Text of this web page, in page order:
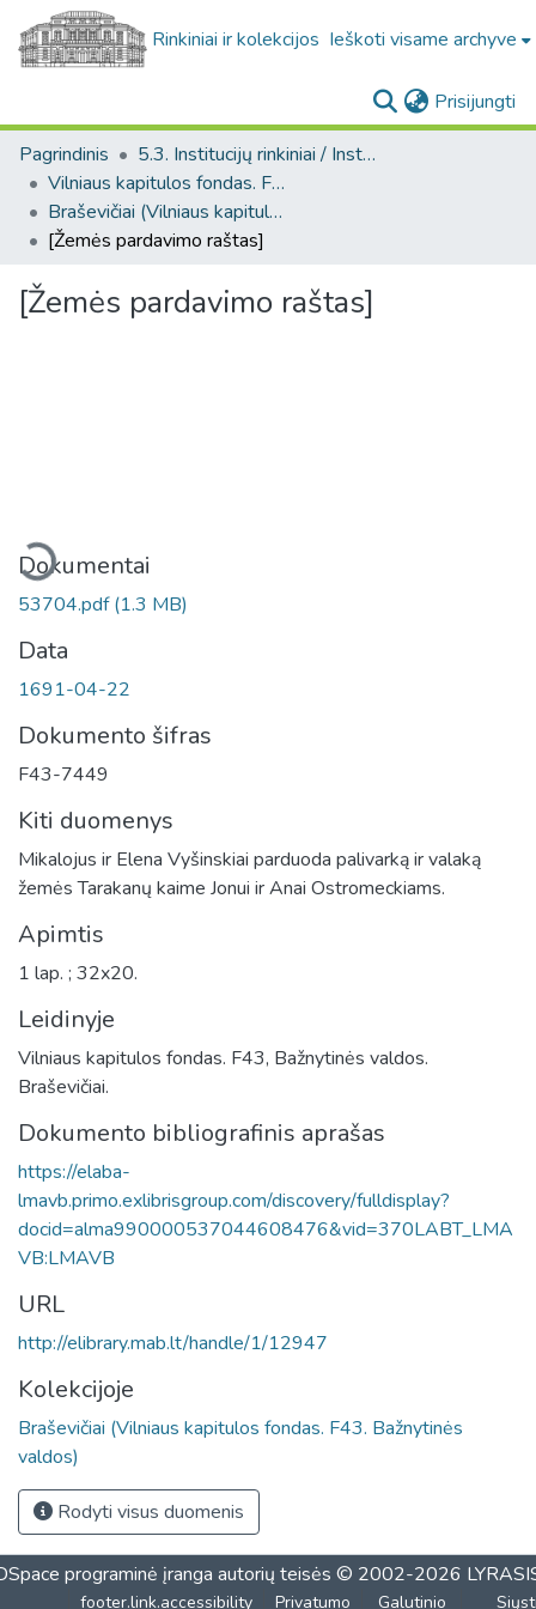
Rinkiniai ir kolekcijos Ieškoti visame archyve
Prisijungti
Pagrindinis
5.3. Institucijų rinkiniai / Institutional collections
Vilniaus kapitulos fondas. F43
Braševičiai (Vilniaus kapitulos fondas. F43. Bažnytinės valdos)
[Žemės pardavimo raštas]
[Žemės pardavimo raštas]
Dokumentai
53704.pdf(1.3 MB)
Data
1691-04-22
Dokumento šifras
F43-7449
Kiti duomenys
Mikalojus ir Elena Vyšinskiai parduoda palivarką ir valaką
žemės Tarakanų kaime Jonui ir Anai Ostromeckiams.
Apimtis
1 lap. ; 32x20.
Leidinyje
Vilniaus kapitulos fondas. F43, Bažnytinės valdos.
Braševičiai.
Dokumento bibliografinis aprašas
https://elaba-
lmavb.primo.exlibrisgroup.com/discovery/fulldisplay?
docid=alma990000537044608476&vid=370LABT_LMA
VB:LMAVB
URL
http://elibrary.mab.lt/handle/1/12947
Kolekcijoje
Braševičiai (Vilniaus kapitulos fondas. F43. Bažnytinės
valdos)
Rodyti visus duomenis
programinė įranga autorių teisės © 2002-2026
footer.link.accessibility Privatumo Galutinio